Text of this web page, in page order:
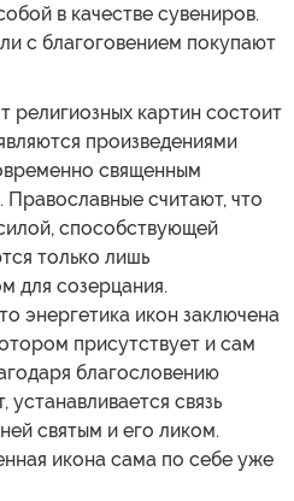
в качестве сувениров.
с благоговением покупают
религиозных картин состоит
произведениями
священным
считают, что
способствующей
только лишь
для созерцания.
энергетика икон заключена
присутствует и сам
благословению
связь
святым и его ликом.
икона сама по себе уже